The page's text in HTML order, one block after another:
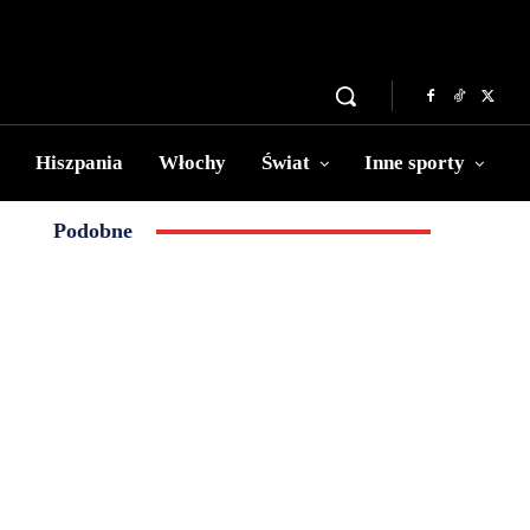
Hiszpania Włochy Świat Inne sporty
Podobne